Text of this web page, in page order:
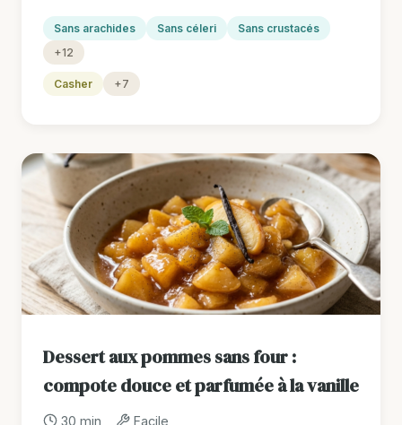
Sans arachides Sans céleri
Sans crustacés
+12
Casher +7
Dessert aux pommes sans four :
compote douce et parfumée à la vanille
30 min Facile